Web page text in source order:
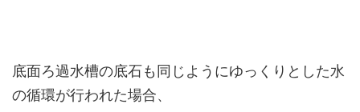
底面ろ過水槽の底石も同じようにゆっくりとした水
の循環が行われた場合、